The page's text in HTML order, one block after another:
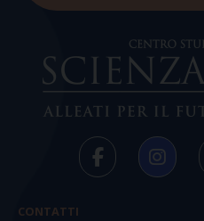
CONTATTI